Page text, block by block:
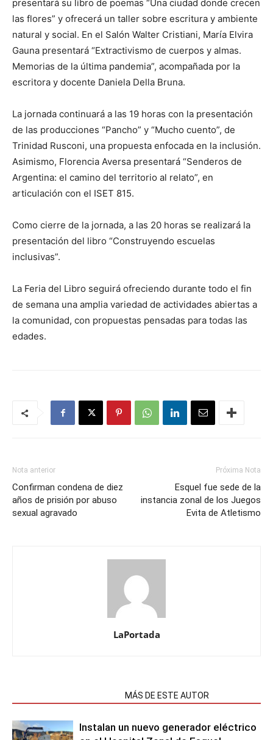
presentará su libro de poemas “Una ciudad donde crecen
las flores” y ofrecerá un taller sobre escritura y ambiente
natural y social. En el Salón Walter Cristiani, María Elvira
Gauna presentará “Extractivismo de cuerpos y almas.
Memorias de la última pandemia”, acompañada por la
escritora y docente Daniela Della Bruna.
La jornada continuará a las 19 horas con la presentación
de las producciones “Pancho” y “Mucho cuento”, de
Trinidad Rusconi, una propuesta enfocada en la inclusión.
Asimismo, Florencia Aversa presentará “Senderos de
Argentina: el camino del territorio al relato”, en
articulación con el ISET 815.
Como cierre de la jornada, a las 20 horas se realizará la
presentación del libro “Construyendo escuelas
inclusivas”.
La Feria del Libro seguirá ofreciendo durante todo el fin
de semana una amplia variedad de actividades abiertas a
la comunidad, con propuestas pensadas para todas las
edades.
Nota anterior
Confirman condena de diez
años de prisión por abuso
sexual agravado
Próxima Nota
Esquel fue sede de la
instancia zonal de los Juegos
Evita de Atletismo
LaPortada
MÁS DE ESTE AUTOR
Instalan un nuevo generador eléctrico